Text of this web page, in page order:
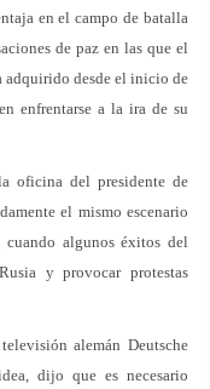
en el campo de batalla
de paz en las que el
adquirido desde el inicio de
enfrentarse a la ira de su
oficina del presidente de
el mismo escenario
algunos éxitos del
y provocar protestas
alemán Deutsche
dijo que es necesario